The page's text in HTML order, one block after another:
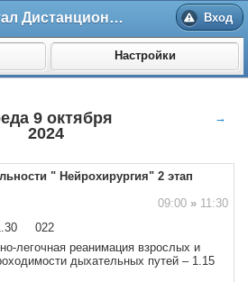
Портал Дистанционного обучения ВолгГМУ Вход
Настройки
9 октября
2024
→
" Нейрохирургия" 2 этап
09:00 »11:30
022
легочная реанимация взрослых и
дыхательных путей – 1.15